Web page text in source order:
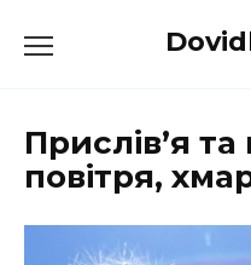
до
Прислів’я
повітря,